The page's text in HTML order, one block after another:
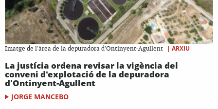
Imatge de l'àrea de la depuradora d'Ontinyent-Agullent | ARXIU
La justícia ordena revisar la vigència del
conveni d'explotació de la depuradora
d'Ontinyent-Agullent
JORGE MANCEBO